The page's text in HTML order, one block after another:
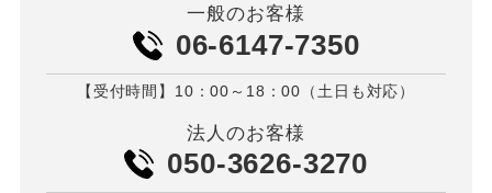
一般のお客様
06-6147-7350
【受付時間】10：00～18：00（土日も対応）
法人のお客様
050-3626-3270